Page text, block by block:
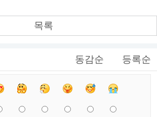
목록
동감순 등록순